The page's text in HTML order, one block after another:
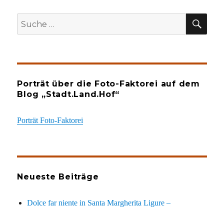
Suche
nach:
Porträt über die Foto-Faktorei auf dem
Blog „Stadt.Land.Hof“
Porträt Foto-Faktorei
Neueste Beiträge
Dolce far niente in Santa Margherita Ligure –